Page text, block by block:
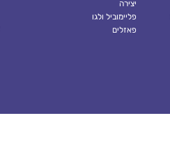
יצירה
פליימוביל ולגו
פאזלים